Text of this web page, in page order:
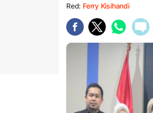
Red: Ferry Kisihandi